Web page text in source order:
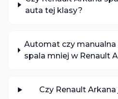
auta tej klasy?
Automat czy manualna
spala mniej w Renault
Czy Renault